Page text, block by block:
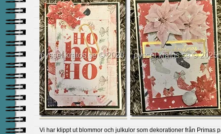
Vi har klippt ut blommor och julkulor som dekorationer från Primas